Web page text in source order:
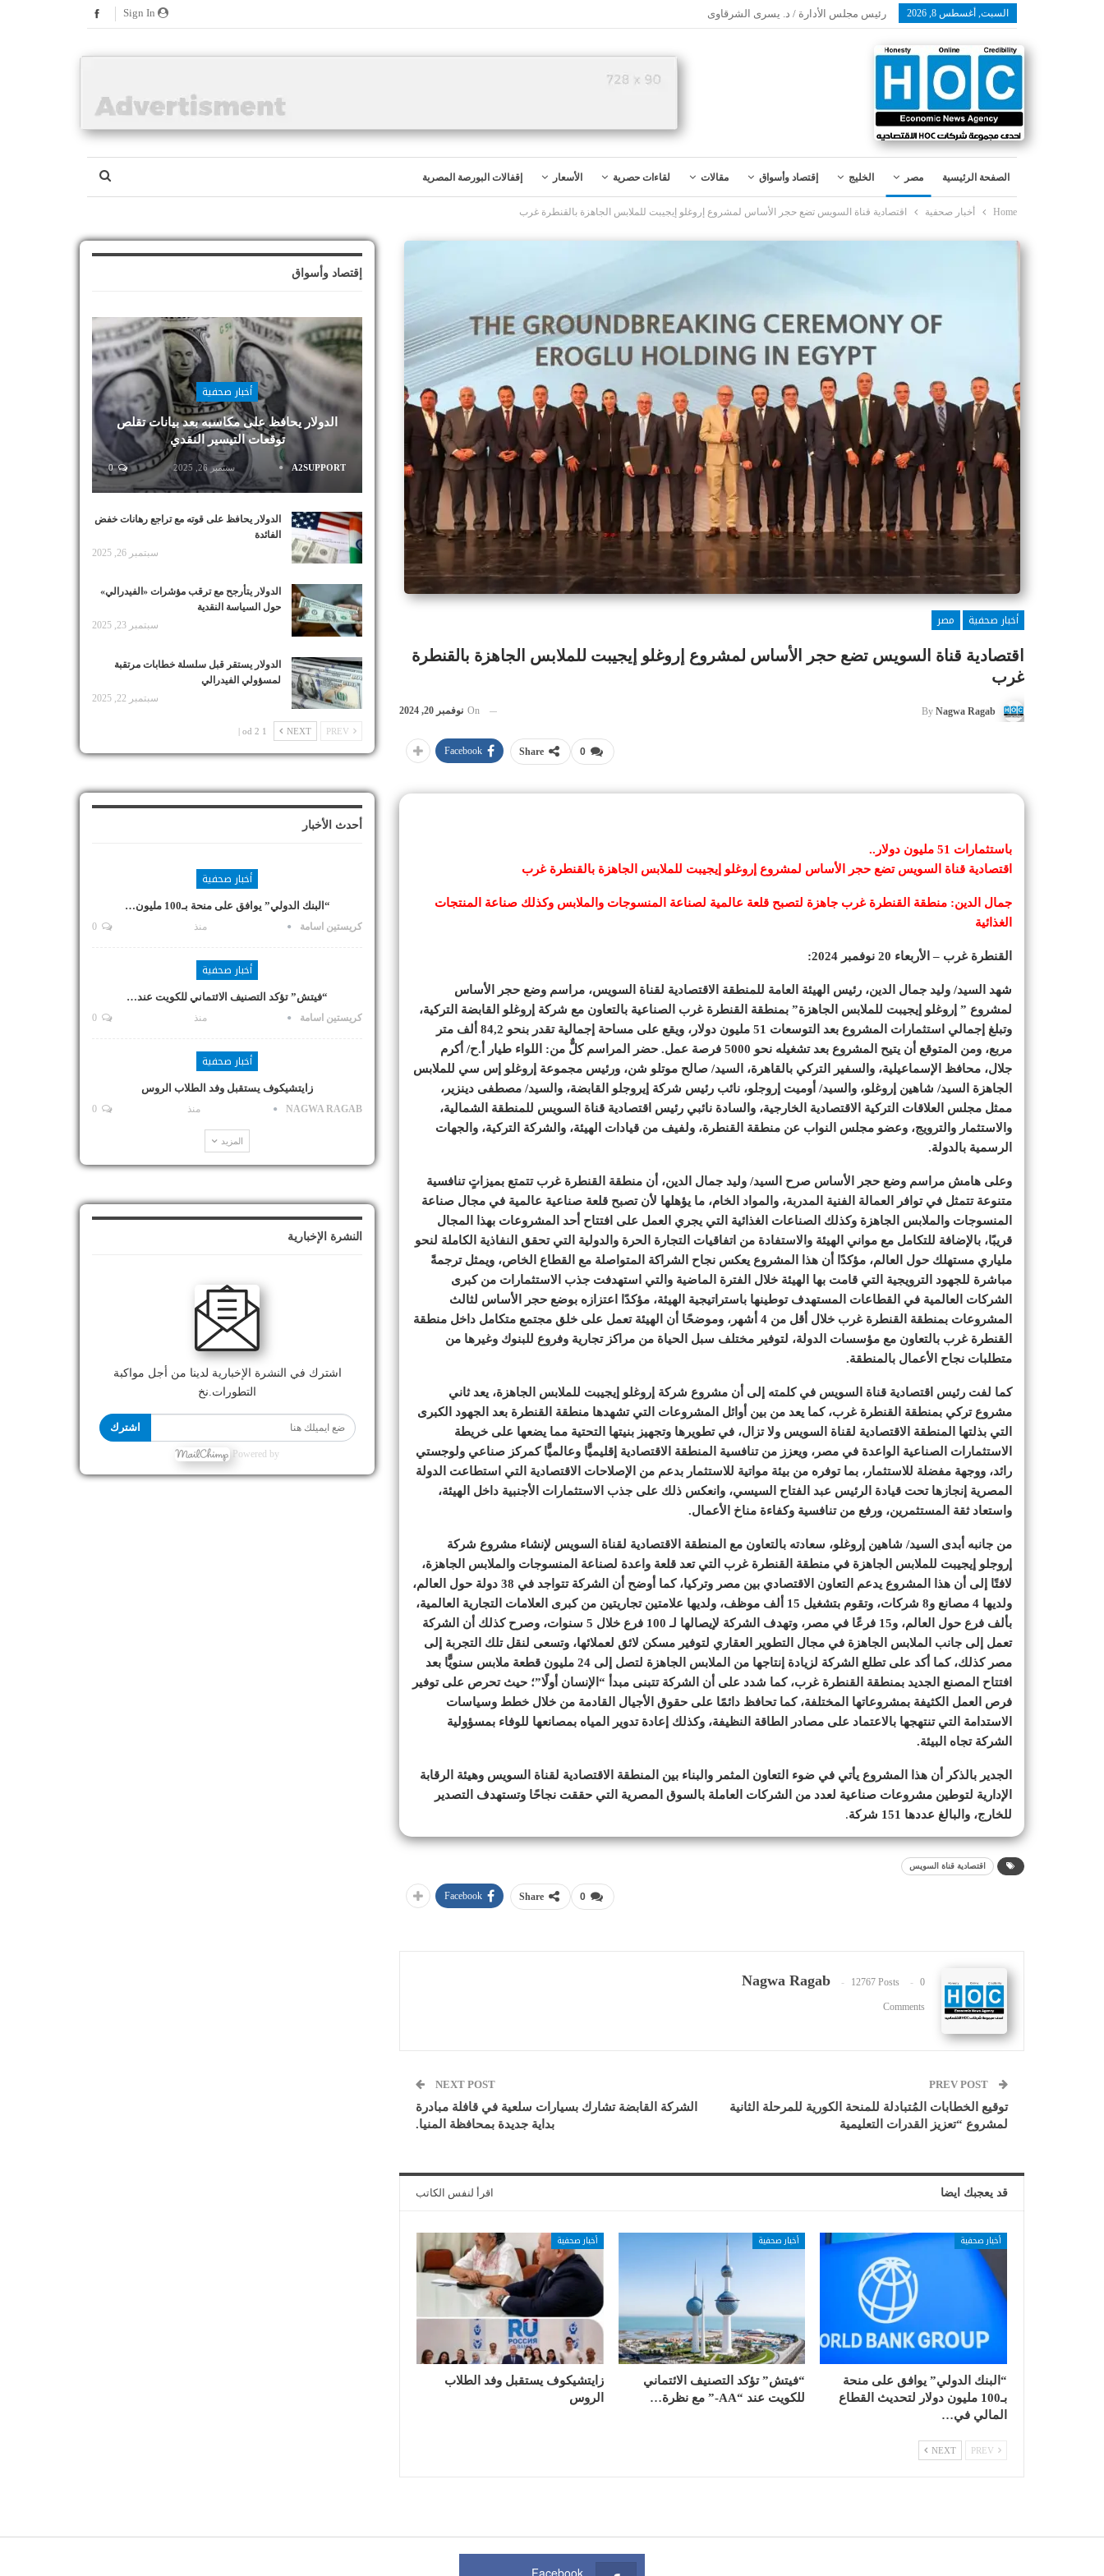
السبت, أغسطس 8, 2026 رئيس مجلس الأدارة / د. يسرى الشرقاوى
الصفحة الرئيسية مصر الخليج إقتصاد وأسواق مقالات لقاءات حصرية الأسعار إقفالات البورصة المصرية
Home أخبار صحفية اقتصادية قناة السويس تضع حجر الأساس لمشروع إروغلو إيجيبت للملابس الجاهزة بالقنطرة غرب
أخبار صحفية
مصر
اقتصادية قناة السويس تضع حجر الأساس لمشروع إروغلو إيجيبت للملابس الجاهزة بالقنطرة
غرب
By Nagwa Ragab
On نوفمبر 20, 2024
0
Share
Facebook
باستثمارات 51 مليون دولار..
اقتصادية قناة السويس تضع حجر الأساس لمشروع إروغلو إيجيبت للملابس الجاهزة بالقنطرة غرب
جمال الدين: منطقة القنطرة غرب جاهزة لتصبح قلعة عالمية لصناعة المنسوجات والملابس وكذلك صناعة المنتجات
الغذائية
القنطرة غرب – الأربعاء 20 نوفمبر 2024:
شهد السيد/ وليد جمال الدين، رئيس الهيئة العامة للمنطقة الاقتصادية لقناة السويس، مراسم وضع حجر الأساس
لمشروع ” إروغلو إيجيبت للملابس الجاهزة” بمنطقة القنطرة غرب الصناعية بالتعاون مع شركة إروغلو القابضة التركية،
وتبلغ إجمالي استثمارات المشروع بعد التوسعات 51 مليون دولار، ويقع على مساحة إجمالية تقدر بنحو 84,2 ألف متر
مربع، ومن المتوقع أن يتيح المشروع بعد تشغيله نحو 5000 فرصة عمل. حضر المراسم كلٌّ من: اللواء طيار أ.ح/ أكرم
جلال، محافظ الإسماعيلية، والسفير التركي بالقاهرة، السيد/ صالح موتلو شن، ورئيس مجموعة إروغلو إس سي للملابس
الجاهزة السيد/ شاهين إروغلو، والسيد/ أوميت إروجلو، نائب رئيس شركة إيروجلو القابضة، والسيد/ مصطفى دينزير،
ممثل مجلس العلاقات التركية الاقتصادية الخارجية، والسادة نائبي رئيس اقتصادية قناة السويس للمنطقة الشمالية،
والاستثمار والترويج، وعضو مجلس النواب عن منطقة القنطرة، ولفيف من قيادات الهيئة، والشركة التركية، والجهات
الرسمية بالدولة.
وعلى هامش مراسم وضع حجر الأساس صرح السيد/ وليد جمال الدين، أن منطقة القنطرة غرب تتمتع بميزاتٍ تنافسية
متنوعة تتمثل في توافر العمالة الفنية المدربة، والمواد الخام، ما يؤهلها لأن تصبح قلعة صناعية عالمية في مجال صناعة
المنسوجات والملابس الجاهزة وكذلك الصناعات الغذائية التي يجري العمل على افتتاح أحد المشروعات بهذا المجال
قريبًا، بالإضافة للتكامل مع مواني الهيئة والاستفادة من اتفاقيات التجارة الحرة والدولية التي تحقق النفاذية الكاملة لنحو
ملياري مستهلك حول العالم، مؤكدًا أن هذا المشروع يعكس نجاح الشراكة المتواصلة مع القطاع الخاص، ويمثل ترجمةً
مباشرة للجهود الترويجية التي قامت بها الهيئة خلال الفترة الماضية والتي استهدفت جذب الاستثمارات من كبرى
الشركات العالمية في القطاعات المستهدف توطينها باستراتيجية الهيئة، مؤكدًا اعتزازه بوضع حجر الأساس لثالث
المشروعات بمنطقة القنطرة غرب خلال أقل من 4 أشهر، وموضحًا أن الهيئة تعمل على خلق مجتمع متكامل داخل منطقة
القنطرة غرب بالتعاون مع مؤسسات الدولة، لتوفير مختلف سبل الحياة من مراكز تجارية وفروع للبنوك وغيرها من
متطلبات نجاح الأعمال بالمنطقة.
كما لفت رئيس اقتصادية قناة السويس في كلمته إلى أن مشروع شركة إروغلو إيجيبت للملابس الجاهزة، يعد ثاني
مشروع تركي بمنطقة القنطرة غرب، كما يعد من بين أوائل المشروعات التي تشهدها منطقة القنطرة بعد الجهود الكبرى
التي بذلتها المنطقة الاقتصادية لقناة السويس ولا تزال، في تطويرها وتجهيز بنيتها التحتية مما يضعها على خريطة
الاستثمارات الصناعية الواعدة في مصر، ويعزز من تنافسية المنطقة الاقتصادية إقليميًّا وعالميًّا كمركز صناعي ولوجستي
رائد، ووجهة مفضلة للاستثمار، بما توفره من بيئة مواتية للاستثمار بدعم من الإصلاحات الاقتصادية التي استطاعت الدولة
المصرية إنجازها تحت قيادة الرئيس عبد الفتاح السيسي، وانعكس ذلك على جذب الاستثمارات الأجنبية داخل الهيئة،
واستعاد ثقة المستثمرين، ورفع من تنافسية وكفاءة مناخ الأعمال.
من جانبه أبدى السيد/ شاهين إروغلو، سعادته بالتعاون مع المنطقة الاقتصادية لقناة السويس لإنشاء مشروع شركة
إروجلو إيجيبت للملابس الجاهزة في منطقة القنطرة غرب التي تعد قلعة واعدة لصناعة المنسوجات والملابس الجاهزة،
لافتًا إلى أن هذا المشروع يدعم التعاون الاقتصادي بين مصر وتركيا، كما أوضح أن الشركة تتواجد في 38 دولة حول العالم،
ولديها 4 مصانع و8 شركات، وتقوم بتشغيل 15 ألف موظف، ولديها علامتين تجاريتين من كبرى العلامات التجارية العالمية،
بألف فرع حول العالم، و15 فرعًا في مصر، وتهدف الشركة لإيصالها لـ 100 فرع خلال 5 سنوات، وصرح كذلك أن الشركة
تعمل إلى جانب الملابس الجاهزة في مجال التطوير العقاري لتوفير مسكن لائق لعملائها، وتسعى لنقل تلك التجربة إلى
مصر كذلك، كما أكد على تطلع الشركة لزيادة إنتاجها من الملابس الجاهزة لتصل إلى 24 مليون قطعة ملابس سنويًّا بعد
افتتاح المصنع الجديد بمنطقة القنطرة غرب، كما شدد على أن الشركة تتبنى مبدأ “الإنسان أولًا”؛ حيث تحرص على توفير
فرص العمل الكثيفة بمشروعاتها المختلفة، كما تحافظ دائمًا على حقوق الأجيال القادمة من خلال خطط وسياسات
الاستدامة التي تنتهجها بالاعتماد على مصادر الطاقة النظيفة، وكذلك إعادة تدوير المياه بمصانعها للوفاء بمسؤولية
الشركة تجاه البيئة.
الجدير بالذكر أن هذا المشروع يأتي في ضوء التعاون المثمر والبناء بين المنطقة الاقتصادية لقناة السويس وهيئة الرقابة
الإدارية لتوطين مشروعات صناعية لعدد من الشركات العاملة بالسوق المصرية التي حققت نجاحًا وتستهدف التصدير
للخارج، والبالغ عددها 151 شركة
.
اقتصادية قناة السويس
0
Share
Facebook
Nagwa Ragab 12767 Posts 0
Comments
توقيع الخطابات المُتبادلة للمنحة الكورية للمرحلة الثانية
لمشروع “تعزيز القدرات التعليمية
NEXT POST
الشركة القابضة تشارك بسيارات سلعية في قافلة مبادرة
بداية جديدة بمحافظة المنيا.
قد يعجبك ايضا اقرأ لنفس الكاتب
أخبار صحفية
“البنك الدولي” يوافق على منحة
بـ100 مليون دولار لتحديث القطاع
المالي في…
أخبار صحفية
“فيتش” تؤكد التصنيف الائتماني
للكويت عند “AA-” مع نظرة…
أخبار صحفية
زايتشيكوف يستقبل وفد الطلاب
الروس
NEXT
إقتصاد وأسواق
أخبار صحفية
الدولار يحافظ على مكاسبه بعد بيانات تقلص
توقعات التيسير النقدي
A2SUPPORT سبتمبر 26, 2025 0
الدولار يحافظ على قوته مع تراجع رهانات خفض
الفائدة
سبتمبر 26, 2025
الدولار يتأرجح مع ترقب مؤشرات «الفيدرالي»
حول السياسة النقدية
سبتمبر 23, 2025
الدولار يستقر قبل سلسلة خطابات مرتقبة
لمسؤولي الفيدرالي
سبتمبر 22, 2025
NEXT
1 od 2 |
أحدث الأخبار
أخبار صحفية
“البنك الدولي” يوافق على منحة بـ100 مليون…
كريستين اسامة منذ
أخبار صحفية
“فيتش” تؤكد التصنيف الائتماني للكويت عند…
كريستين اسامة منذ
أخبار صحفية
زايتشيكوف يستقبل وفد الطلاب الروس
NAGWA RAGAB منذ
المزيد
النشرة الإخبارية
اشترك في النشرة الإخبارية لدينا من أجل مواكبة
التطورات.نخ
اشترك
Powered by
Facebook